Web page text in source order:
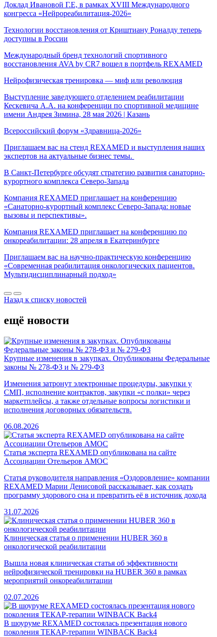
Доклад Ивановой Г.Е, в рамках XVIII Международного
конгресса «Нейрореабилитация-2026»
Технологии восстановления от Криштиану Роналду теперь
доступны в России
Международный бренд технологий спортивного
восстановления AVA by CR7 вошел в портфель REXAMED
Нейрофизическая тренировка — миф или революция
Выступление заведующего отделением реабилитации
Кескевича А.А. на конференции по спортивной медицине
имени Андрея Зимина, 28 мая 2026 | Казань
Всероссийский форум «Здравница-2026»
Приглашаем вас на стенд REXAMED и выступления наших
экспертов на актуальные бизнес темы.
В Санкт-Петербурге обсудят стратегию развития санаторно-
курортного комплекса Северо-Запада
Компания REXAMED приглашает на конференцию
«Санаторно-курортный комплекс Северо-Запада: новые
вызовы и перспективы».
Компания REXAMED приглашает на конференцию по
онкореабилитации: 28 апреля в Екатеринбурге
Приглашаем вас на научно-практическую конференцию
«Современная реабилитация онкологических пациентов.
Мультидисциплинарный подход»
Назад к списку новостей
ещё новости
Крупные изменения в закупках. Опубликованы Федеральные
законы № 278-ФЗ и № 279-ФЗ
Изменения затронут электронные процедуры, закупки у
СМП, исполнение контрактов, закупки «с полки» через
маркетплейсы, а также отдельные вопросы логистики и
исполнения договорных обязательств.
06.08.2026
Статья эксперта REXAMED опубликована на сайте
Ассоциации Отельеров АМОС
Cтатья руководителя направления «Оздоровление» компании
REXAMED Марии Денисовой рассказывает, как создать
программу здорового сна и превратить её в источник дохода
31.07.2026
Клиническая статья о применении HUBER 360 в
онкологической реабилитации
Вышла новая клиническая статья об эффективности
нейрофизической тренировки на HUBER 360 в рамках
мероприятий онкореабилитации
02.07.2026
В шоуруме REXAMED состоялась презентация нового
поколения ТЕКАР-терапии WINBACK Back4